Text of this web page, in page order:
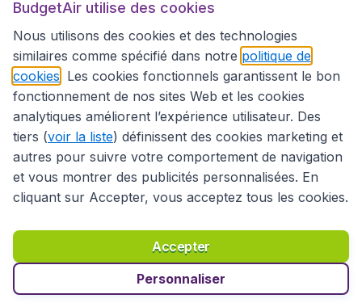
Sites internationaux
Déclaration d’accessibilité
Conditions générales
Déclaration de confidentialité
Droits d’auteur © 2026
BudgetAir utilise des cookies
Nous utilisons des cookies et des technologies
similaires comme spécifié dans notre politique de
cookies . Les cookies fonctionnels garantissent le bon
fonctionnement de nos sites Web et les cookies
analytiques améliorent l’expérience utilisateur. Des
tiers (voir la liste) définissent des cookies marketing et
autres pour suivre votre comportement de navigation
et vous montrer des publicités personnalisées. En
cliquant sur Accepter, vous acceptez tous les cookies.
Accepter
Personnaliser